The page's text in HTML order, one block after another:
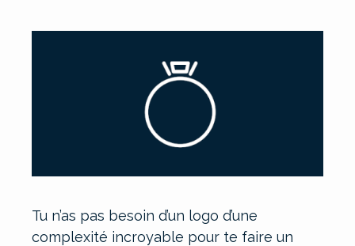
Tu n’as pas besoin d’un logo d’une
complexité incroyable pour te faire un